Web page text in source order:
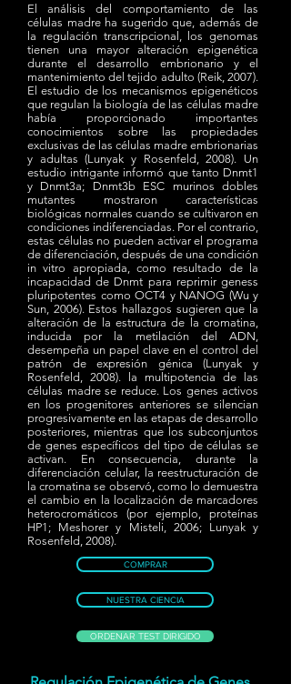
El análisis del comportamiento de las
células madre ha sugerido que, además de
la regulación transcripcional, los genomas
tienen una mayor alteración epigenética
durante el desarrollo embrionario y el
mantenimiento del tejido adulto (Reik, 2007).
El estudio de los mecanismos epigenéticos
que regulan la biología de las células madre
había proporcionado importantes
conocimientos sobre las propiedades
exclusivas de las células madre embrionarias
y adultas (Lunyak y Rosenfeld, 2008). Un
estudio intrigante informó que tanto Dnmt1
y Dnmt3a; Dnmt3b ESC murinos dobles
mutantes mostraron características
biológicas normales cuando se cultivaron en
condiciones indiferenciadas. Por el contrario,
estas células no pueden activar el programa
de diferenciación, después de una condición
in vitro apropiada, como resultado de la
incapacidad de Dnmt para reprimir geness
pluripotentes como OCT4 y NANOG (Wu y
Sun, 2006). Estos hallazgos sugieren que la
alteración de la estructura de la cromatina,
inducida por la metilación del ADN,
desempeña un papel clave en el control del
patrón de expresión génica (Lunyak y
Rosenfeld, 2008). la multipotencia de las
células madre se reduce. Los genes activos
en los progenitores anteriores se silencian
progresivamente en las etapas de desarrollo
posteriores, mientras que los subconjuntos
de genes específicos del tipo de células se
activan. En consecuencia, durante la
diferenciación celular, la reestructuración de
la cromatina se observó, como lo demuestra
el cambio en la localización de marcadores
heterocromáticos (por ejemplo, proteínas
HP1; Meshorer y Misteli, 2006; Lunyak y
Rosenfeld, 2008).
COMPRAR
NUESTRA CIENCIA
ORDENAR TEST DIRIGIDO